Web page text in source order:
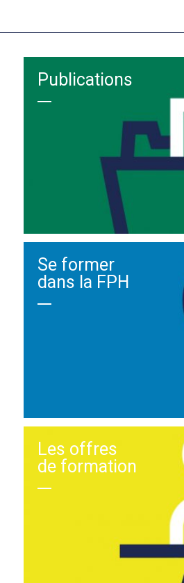
Publications
Se former
dans la FPH
Les offres
de formation